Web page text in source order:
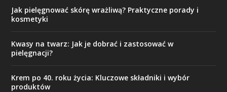
Jak pielęgnować skórę wrażliwą? Praktyczne porady i
kosmetyki
Kwasy na twarz: Jak je dobrać i zastosować w
pielęgnacji?
Krem po 40. roku życia: Kluczowe składniki i wybór
produktów